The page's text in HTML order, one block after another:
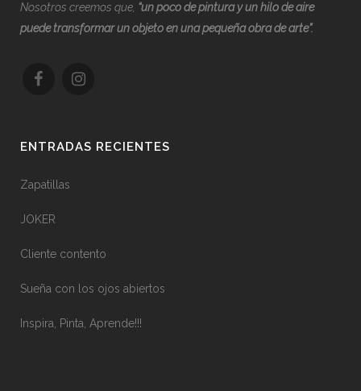
Nosotros creemos que, “un poco de pintura y un hilo de aire
puede transformar un objeto en una pequeña obra de arte”.
ENTRADAS RECIENTES
Zapatillas
JOKER
Cliente contento
Sueña con los ojos abiertos
Inspira, Pinta, Aprende!!!